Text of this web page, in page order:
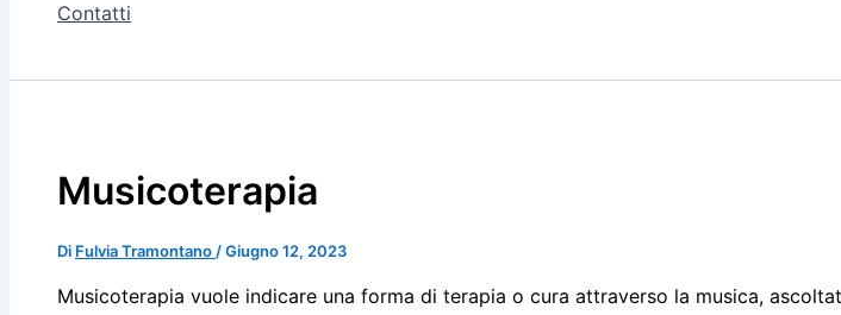
Contatti
Musicoterapia
Di Fulvia Tramontano /Giugno 12, 2023
Musicoterapia vuole indicare una forma di terapia o cura attraverso la musica,